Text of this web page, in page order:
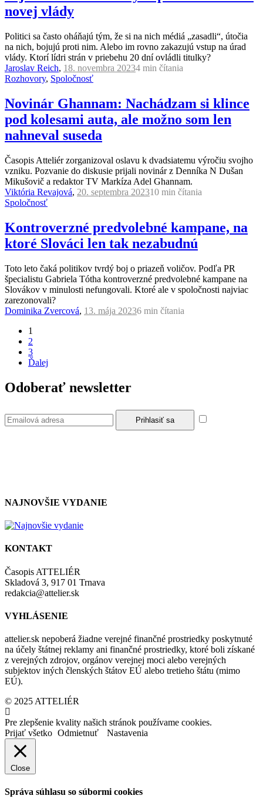
novej vlády
Politici sa často oháňajú tým, že si na nich médiá „zasadli“, útočia
na nich, bojujú proti nim. Alebo im rovno zakazujú vstup na úrad
vlády. Ktorí lídri strán v priebehu 20 dní ovládli titulky?
Jaroslav Reich, 18. novembra 20234 min čítania
Rozhovory, Spoločnosť
Novinár Ghannam: Nachádzam si klince
pod kolesami auta, ale možno som len
nahneval suseda
Časopis Atteliér zorganizoval oslavu k dvadsiatemu výročiu svojho
vzniku. Pozvanie do diskusie prijali novinár z Denníka N Dušan
Mikušovič a redaktor TV Markíza Adel Ghannam.
Viktória Revajová, 20. septembra 202310 min čítania
Spoločnosť
Kontroverzné predvolebné kampane, na
ktoré Slováci len tak nezabudnú
Toto leto čaká politikov tvrdý boj o priazeň voličov. Podľa PR
špecialistu Gabriela Tótha kontroverzné predvolebné kampane na
Slovákov v minulosti nefungovali. Ktoré ale v spoločnosti najviac
zarezonovali?
Dominika Zvercová, 13. mája 20236 min čítania
1
2
3
Ďalej
Odoberať newsletter
NAJNOVŠIE VYDANIE
KONTAKT
Časopis ATTELIÉR
Skladová 3, 917 01 Trnava
redakcia@attelier.sk
VYHLÁSENIE
attelier.sk nepoberá žiadne verejné finančné prostriedky poskytnuté
na účely štátnej reklamy ani finančné prostriedky, ktoré boli získané
z verejných zdrojov, orgánov verejnej moci alebo verejných
subjektov iných členských štátov EÚ alebo tretieho štátu (mimo
EÚ).
© 2025 ATTELIÉR
Pre zlepšenie kvality našich stránok používame cookies.
Prijať všetko Odmietnuť Nastavenia
Close
Správa súhlasu so súbormi cookies